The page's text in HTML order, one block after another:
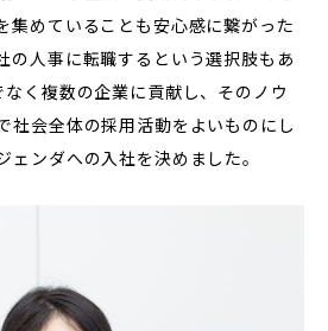
集めていることも安心感に繋がった
の人事に転職するという選択肢もあ
く複数の企業に貢献し、そのノウ
社会全体の採用活動をよいものにし
ェンダへの入社を決めました。